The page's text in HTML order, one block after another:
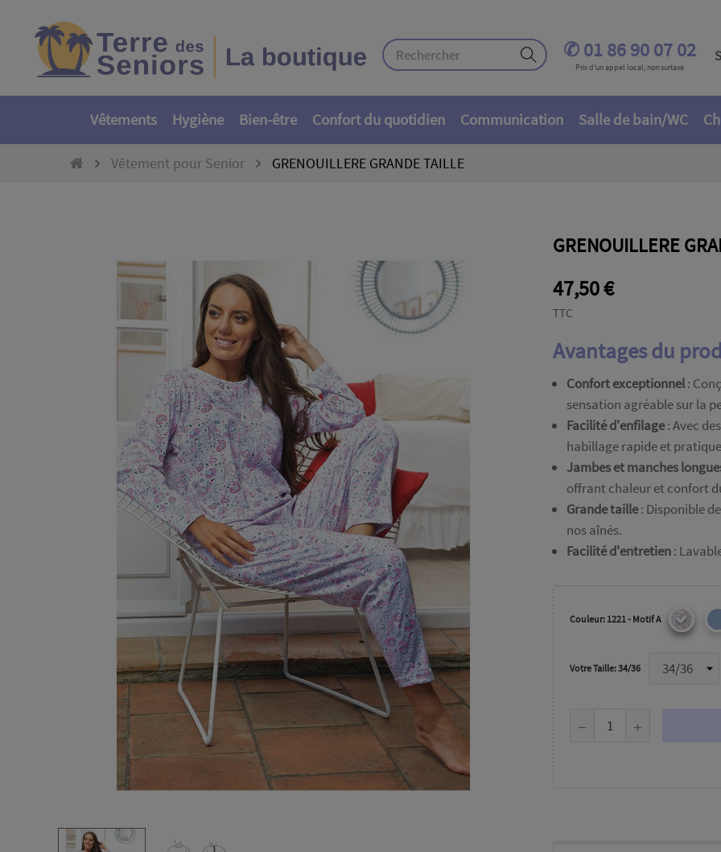
✆ 01 86 90 07 02
Prix d'un appel local, non surtaxé
Vêtements Hygiène Bien-être Confort du quotidien Communication Salle de bain/WC
Vêtement pour Senior GRENOUILLERE GRANDE TAILLE
GRENOUILLERE
47,50 €
TTC
Avantages du
Confort exceptionnel:
sensation agréable sur la
Facilité d'enfilage: Avec
habillage rapide et
Jambes et manches
offrant chaleur et confort
Grande taille: Disponible
nos aînés.
Facilité d'entretien:
Couleur: 1221 - Motif A
Votre Taille: 34/36